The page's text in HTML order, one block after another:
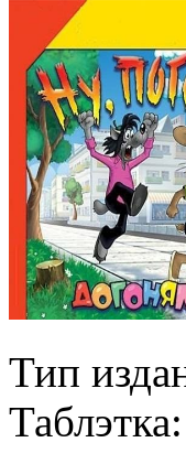
Тип